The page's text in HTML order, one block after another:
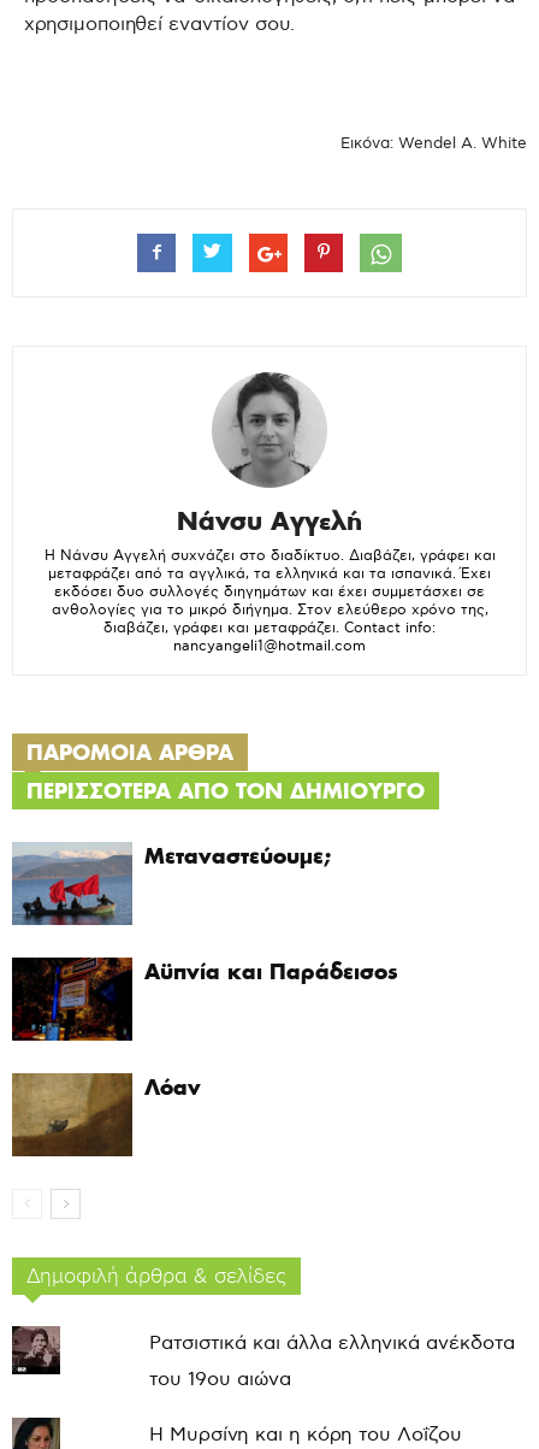
χρησιμοποιηθεί εναντίον σου.
Εικόνα: Wendel A. White
Νάνσυ Αγγελή
H Νάνσυ Αγγελή συχνάζει στο διαδίκτυο. Διαβάζει, γράφει και
μεταφράζει από τα αγγλικά, τα ελληνικά και τα ισπανικά. Έχει
εκδόσει δυο συλλογές διηγημάτων και έχει συμμετάσχει σε
ανθολογίες για το μικρό διήγημα. Στον ελεύθερο χρόνο της,
διαβάζει, γράφει και μεταφράζει. Contact info:
nancyangeli1@hotmail.com
ΠΑΡΟΜΟΙΑ ΑΡΘΡΑ
ΠΕΡΙΣΣΟΤΕΡΑ ΑΠΟ ΤΟΝ ΔΗΜΙΟΥΡΓΟ
Μεταναστεύουμε;
Αϋπνία και Παράδεισος
Λόαν
Δημοφιλή άρθρα & σελίδες
Ρατσιστικά και άλλα ελληνικά ανέκδοτα
του 19ου αιώνα
Η Μυρσίνη και η κόρη του Λοΐζου